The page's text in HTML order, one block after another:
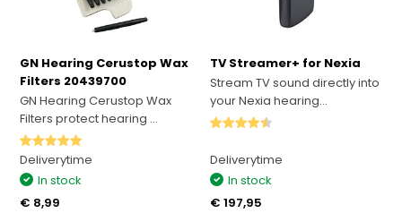
GN Hearing Cerustop Wax
Filters 20439700
GN Hearing Cerustop Wax
Filters protect hearing ...
Deliverytime
In stock
€ 8,99
TV Streamer+ for Nexia
Stream TV sound directly into
your Nexia hearing...
Deliverytime
In stock
€ 197,95